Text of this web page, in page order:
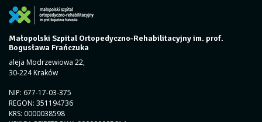
Małopolski Szpital Ortopedyczno-Rehabilitacyjny im. prof.
Bogusława Frańczuka
aleja Modrzewiowa 22,
30-224 Kraków
NIP: 677-17-03-375
REGON: 351194736
KRS: 0000038598